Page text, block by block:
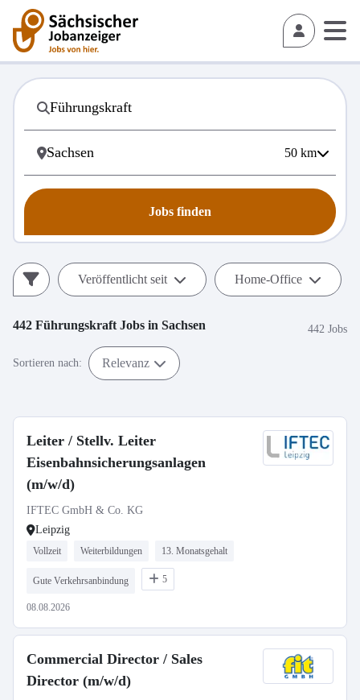
50 km
Jobs finden
Veröffentlicht seit Home-Office
442 Führungskraft Jobs in Sachsen 442 Jobs
Sortieren nach: Relevanz
Leiter / Stellv. Leiter
Eisenbahnsicherungsanlagen
(m/w/d)
IFTEC GmbH & Co. KG
Leipzig
Vollzeit Weiterbildungen 13. Monatsgehalt
Gute Verkehrsanbindung 5
08.08.2026
Commercial Director / Sales
Director (m/w/d)